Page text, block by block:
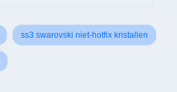
ss3 swarovski niet-hotfix kristallen